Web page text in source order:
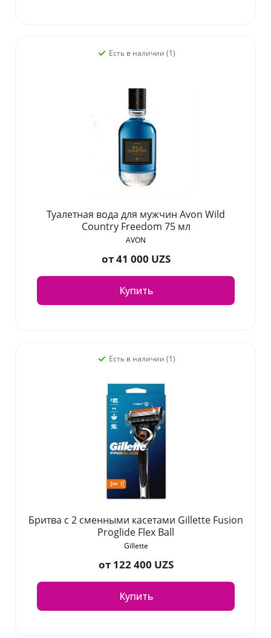
Есть в наличии (1)
Туалетная вода для мужчин Avon Wild
Country Freedom 75 мл
AVON
от41 000 UZS
Купить
Есть в наличии (1)
Бритва с 2 сменными касетами Gillette Fusion
Proglide Flex Ball
Gillette
от 122 400 UZS
Купить